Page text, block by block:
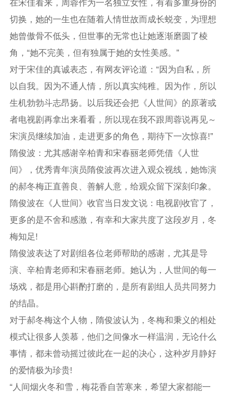
在宋佳看来，周蓉作为一名独立女性，有着多重身份的
切换，她的一生也在随着人情世故而成长蜕变，为理想
她曾傲骨不低头，但世事的无常也让她逐渐磨圆了棱
角，“她不完美，但有独属于她的女性美感。”
对于宋佳的真诚表态，有网友评论道：“因为自私，所
以自我。因为不通人情，所以真实纯稚。因为作，所以
生机勃勃斗志昂扬。以后我还会把《人世间》的原著或
者电视剧再拿出来看看，所以现在我不跟周蓉说再见～
宋演员继续加油，走进更多的角色，期待下一次惊喜!”
隋俊波：尤其感谢辛柏青和宋春丽老师凭借《人世
间》，优秀青年演员隋俊波再次进入观众视线，她饰演
的郝冬梅正直善良、善解人意，给观众留下深刻印象。
隋俊波在《人世间》收官当日发文说：电视剧收官了，
更多的是不舍和感激，有幸和大家共度了这段岁月，冬
梅知足!
隋俊波表达了对剧组各位老师帮助的感谢，尤其是导
演、辛柏青老师和宋春丽老师。她认为，人世间的每一
场戏，都是用心斟酌打磨的，是所有剧组人员共同努力
的结晶。
对于郝冬梅这个人物，隋俊波认为，冬梅和秉义的相处
模式让很多人羡慕，他们之间像水一样温润，无论什么
事情，都未曾动摇过彼此在一起的决心，这种岁月静好
的爱情极为珍贵!
“人间烟火冬和雪，梅花香自苦寒来，希望大家都能一